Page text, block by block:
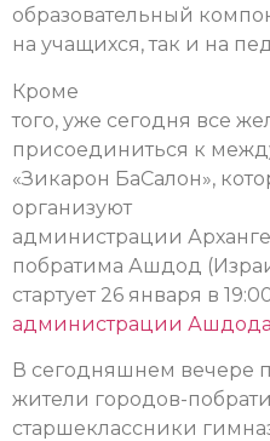
образовательный
на учащихся, так и на
Кроме
того, уже сегодня все
присоединиться к
«Зикарон БаСалон»,
организуют
администрации
побратима Ашдод
стартует 26 января в
администрации Ашдода
В сегодняшнем вечере
жители городов-
старшеклассники